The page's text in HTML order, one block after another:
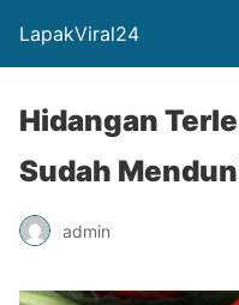
LapakViral24
Hidangan
Sudah
admin